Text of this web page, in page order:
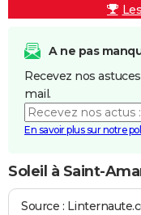
A ne pas
Recevez nos
mail.
En savoir plus sur notre
Soleil à Saint-
Source :